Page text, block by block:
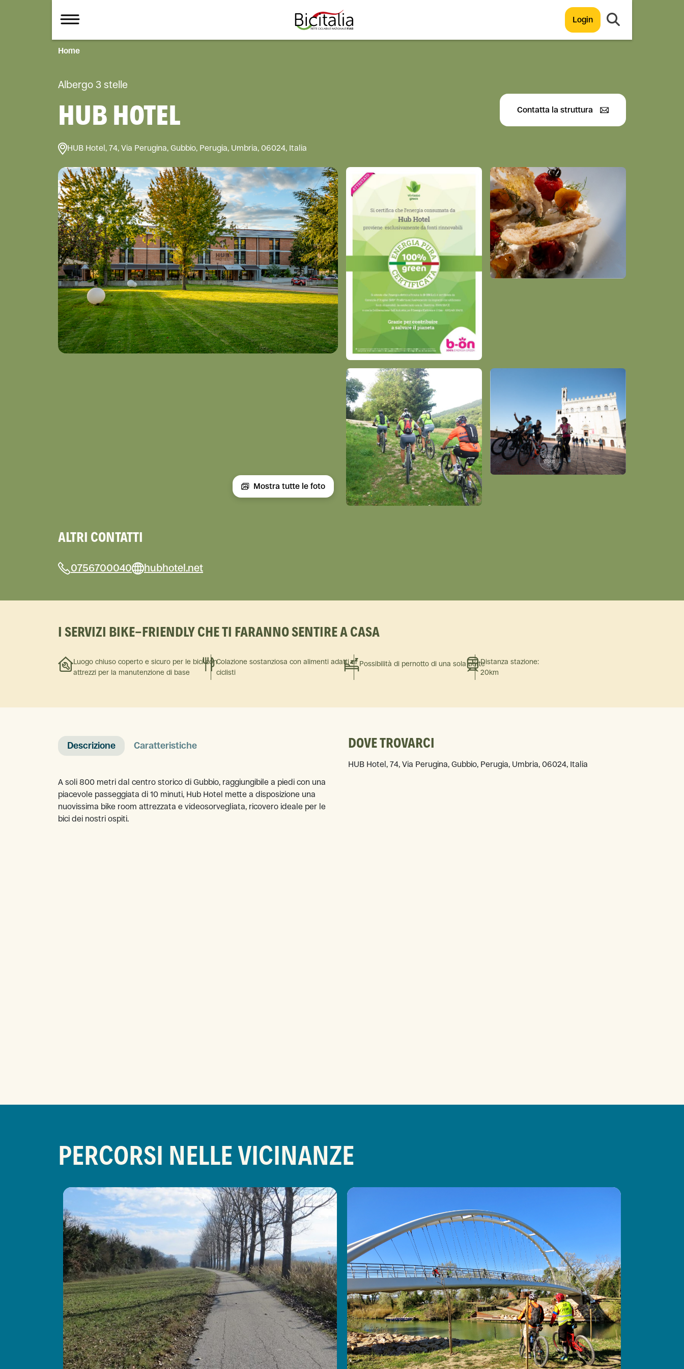
Login
Home
Albergo 3 stelle
HUB HOTEL
HUB Hotel, 74, Via Perugina, Gubbio, Perugia, Umbria, 06024, Italia
Contatta la struttura
Mostra tutte le foto
ALTRI CONTATTI
0756700040 hubhotel.net
I SERVIZI BIKE-FRIENDLY CHE TI FARANNO SENTIRE A CASA
Luogo chiuso coperto e sicuro per le bici con
attrezzi per la manutenzione di base
Colazione sostanziosa con alimenti adatti ai
ciclisti
Possibilità di pernotto di una sola notteDistanza stazione:
20km
Descrizione Caratteristiche
A soli 800 metri dal centro storico di Gubbio, raggiungibile a piedi con una
piacevole passeggiata di 10 minuti, Hub Hotel mette a disposizione una
nuovissima bike room attrezzata e videosorvegliata, ricovero ideale per le
bici dei nostri ospiti.
DOVE TROVARCI
HUB Hotel, 74, Via Perugina, Gubbio, Perugia, Umbria, 06024, Italia
PERCORSI NELLE VICINANZE